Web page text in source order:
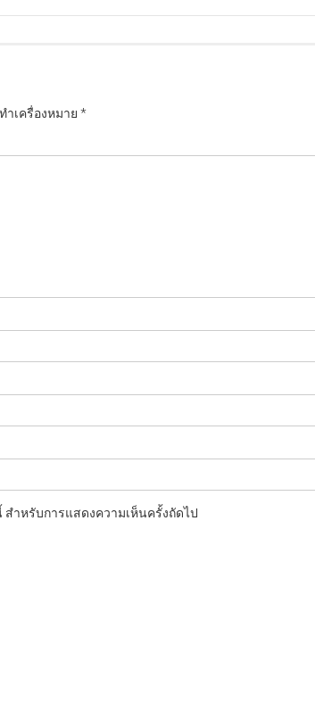
ำเครื่องหมาย *
ำหรับการแสดงความเห็นครั้งถัดไป